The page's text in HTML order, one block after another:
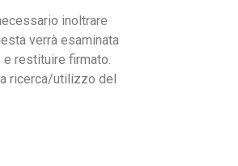
inoltrare
verrà esaminata
e restituire firmato.
ricerca/utilizzo del